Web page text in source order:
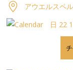
アウエルスペ
日 22